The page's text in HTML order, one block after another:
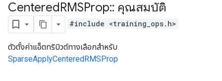
CenteredRMSProp:: คุณสมบัติ
#include <training_ops.h>
ตัวตั้งค่าแอ็ตทริบิวต์ทางเลือกสำหรับ
SparseApplyCenteredRMSProp